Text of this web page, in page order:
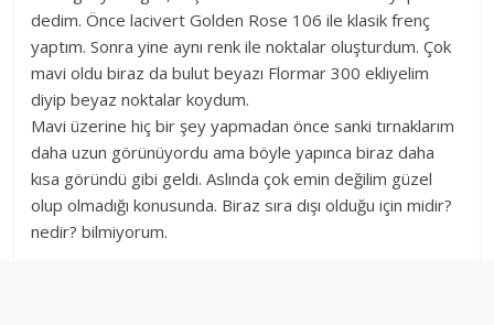
dedim. Önce lacivert Golden Rose 106 ile klasik frenç
yaptım. Sonra yine aynı renk ile noktalar oluşturdum. Çok
mavi oldu biraz da bulut beyazı Flormar 300 ekliyelim
diyip beyaz noktalar koydum.
Mavi üzerine hiç bir şey yapmadan önce sanki tırnaklarım
daha uzun görünüyordu ama böyle yapınca biraz daha
kısa göründü gibi geldi. Aslında çok emin değilim güzel
olup olmadığı konusunda. Biraz sıra dışı olduğu için midir?
nedir? bilmiyorum.